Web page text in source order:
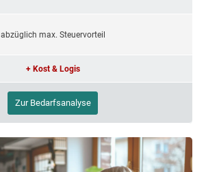
abzüglich max. Steuervorteil
+ Kost & Logis
Zur Bedarfsanalyse